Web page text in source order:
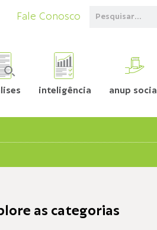
Fale Conosco
inteligência anup social
as categorias